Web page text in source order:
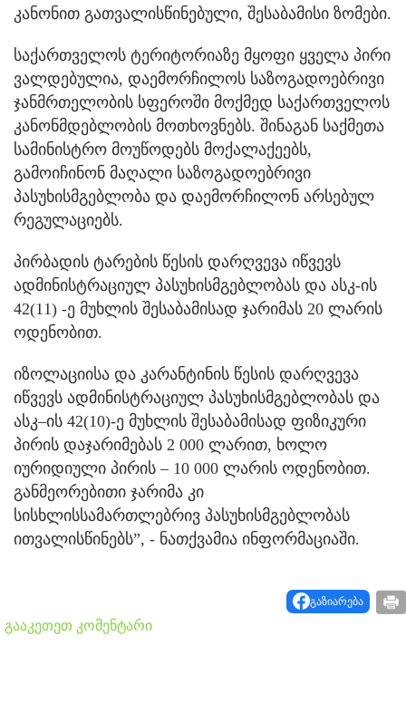
კანონით გათვალისწინებული, შესაბამისი ზომები.
საქართველოს ტერიტორიაზე მყოფი ყველა პირი
ვალდებულია, დაემორჩილოს საზოგადოებრივი
ჯანმრთელობის სფეროში მოქმედ საქართველოს
კანონმდებლობის მოთხოვნებს. შინაგან საქმეთა
სამინისტრო მოუწოდებს მოქალაქეებს,
გამოიჩინონ მაღალი საზოგადოებრივი
პასუხისმგებლობა და დაემორჩილონ არსებულ
რეგულაციებს.
პირბადის ტარების წესის დარღვევა იწვევს
ადმინისტრაციულ პასუხისმგებლობას და ასკ-ის
42(11) -ე მუხლის შესაბამისად ჯარიმას 20 ლარის
ოდენობით.
იზოლაციისა და კარანტინის წესის დარღვევა
იწვევს ადმინისტრაციულ პასუხისმგებლობას და
ასკ–ის 42(10)-ე მუხლის შესაბამისად ფიზიკური
პირის დაჯარიმებას 2 000 ლარით, ხოლო
იურიდიული პირის – 10 000 ლარის ოდენობით.
განმეორებითი ჯარიმა კი
სისხლისსამართლებრივ პასუხისმგებლობას
ითვალისწინებს”, - ნათქვამია ინფორმაციაში.
გაზიარება
გააკეთეთ კომენტარი